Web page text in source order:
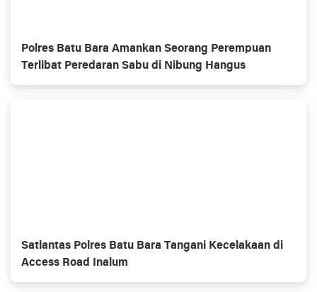
Polres Batu Bara Amankan Seorang Perempuan
Terlibat Peredaran Sabu di Nibung Hangus
Satlantas Polres Batu Bara Tangani Kecelakaan di
Access Road Inalum